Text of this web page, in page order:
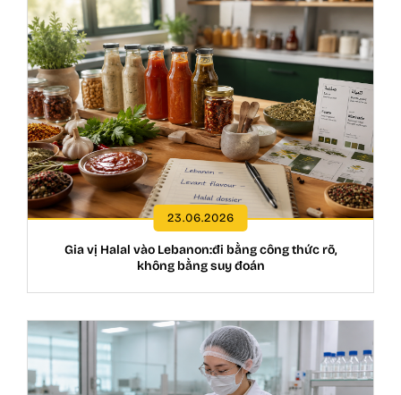
23.06.2026
Gia vị Halal vào Lebanon:đi bằng công thức rõ,
không bằng suy đoán